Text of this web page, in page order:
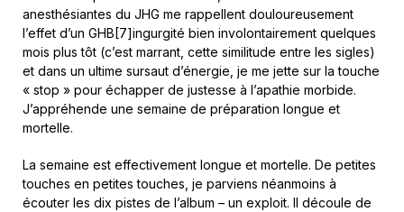
anesthésiantes du JHG me rappellent douloureusement
l’effet d’un GHB[7]ingurgité bien involontairement quelques
mois plus tôt (c’est marrant, cette similitude entre les sigles)
et dans un ultime sursaut d’énergie, je me jette sur la touche
« stop » pour échapper de justesse à l’apathie morbide.
J’appréhende une semaine de préparation longue et
mortelle.
La semaine est effectivement longue et mortelle. De petites
touches en petites touches, je parviens néanmoins à
écouter les dix pistes de l’album – un exploit. Il découle de